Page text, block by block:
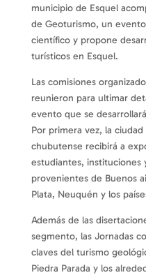
municipio de Esquel
de Geoturismo, un
científico y propone
turísticos en Esquel.
Las comisiones
reunieron para ultimar
evento que se
Por primera vez, la
chubutense recibirá a
estudiantes, instituciones
provenientes de Buenos
Plata, Neuquén y los
Además de las
segmento, las Jornadas
claves del turismo
Piedra Parada y los